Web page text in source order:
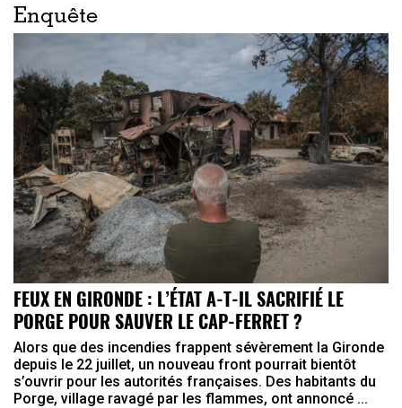
Enquête
FEUX EN GIRONDE : L’ÉTAT A-T-IL SACRIFIÉ LE
PORGE POUR SAUVER LE CAP-FERRET ?
Alors que des incendies frappent sévèrement la Gironde
depuis le 22 juillet, un nouveau front pourrait bientôt
s’ouvrir pour les autorités françaises. Des habitants du
Porge, village ravagé par les flammes, ont annoncé ...